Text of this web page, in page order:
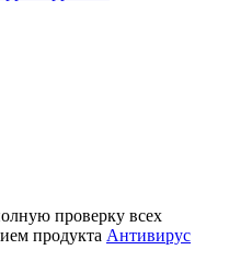
проверку всех
продукта Антивирус